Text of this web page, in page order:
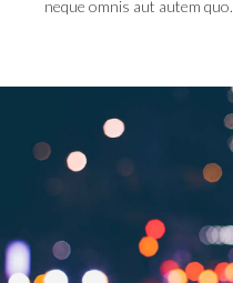
neque omnis aut autem quo.